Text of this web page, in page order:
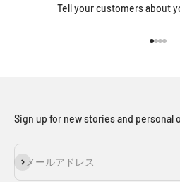
Tell your customers about
Sign up for new stories and personal
メールアドレス
登録